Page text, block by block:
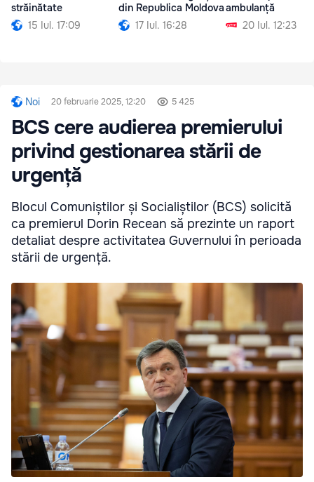
străinătate
15 Iul. 17:09
din Republica Moldova
17 Iul. 16:28
ambulanță
20 Iul. 12:23
Noi 20 februarie 2025, 12:20 5 425
BCS cere audierea premierului
privind gestionarea stării de
urgență
Blocul Comuniștilor și Socialiștilor (BCS) solicită
ca premierul Dorin Recean să prezinte un raport
detaliat despre activitatea Guvernului în perioada
stării de urgență.